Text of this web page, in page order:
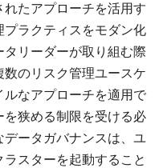
たアプローチを活用す
ラクティスをモダン化
リーダーが取り組む際
のリスク管理ユースケ
なアプローチを適用で
狭める制限を受ける必
ータガバナンスは、ユ
スターを起動すること